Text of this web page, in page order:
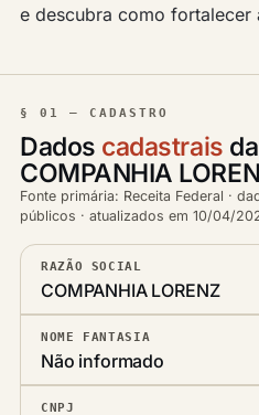
e descubra como fortalecer
§ 01 — CADASTRO
Dados cadastrais
COMPANHIA
Fonte primária: Receita Federal ·
públicos · atualizados em 10/04/
RAZÃO SOCIAL
COMPANHIA LORENZ
NOME FANTASIA
Não informado
CNPJ